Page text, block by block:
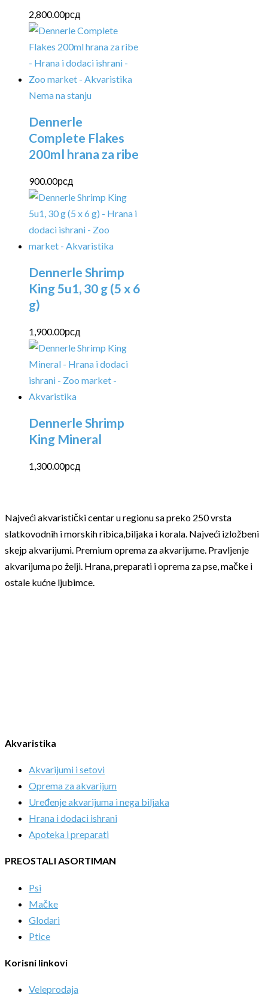
2,800.00рсд
Nema na stanju
Dennerle
Complete Flakes
200ml hrana za ribe
900.00рсд
Dennerle Shrimp
King 5u1, 30 g (5 x 6
g)
1,900.00рсд
Dennerle Shrimp
King Mineral
1,300.00рсд
Najveći akvaristički centar u regionu sa preko 250 vrsta
slatkovodnih i morskih ribica,biljaka i korala. Najveći izložbeni
skejp akvarijumi. Premium oprema za akvarijume. Pravljenje
akvarijuma po želji. Hrana, preparati i oprema za pse, mačke i
ostale kućne ljubimce.
Akvaristika
Akvarijumi i setovi
Oprema za akvarijum
Uređenje akvarijuma i nega biljaka
Hrana i dodaci ishrani
Apoteka i preparati
PREOSTALI ASORTIMAN
Psi
Mačke
Glodari
Ptice
Korisni linkovi
Veleprodaja